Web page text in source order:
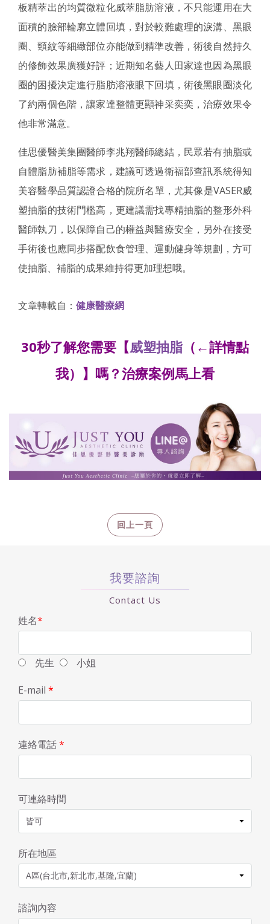
板精萃出的均質微粒化威萃脂肪溶液，不只能運用在大
面積的臉部輪廓立體回填，對於較難處理的淚溝、黑眼
圈、頸紋等細緻部位亦能做到精準改善，術後自然持久
的修飾效果廣獲好評；近期知名藝人田家達也因為黑眼
圈的困擾決定進行脂肪溶液眼下回填，術後黑眼圈淡化
了約兩個色階，讓家達整體更顯神采奕奕，治療效果令
他非常滿意。
佳思優醫美集團醫師李兆翔醫師總結，民眾若有抽脂或
自體脂肪補脂等需求，建議可透過衛福部查訊系統得知
美容醫學品質認證合格的院所名單，尤其像是VASER威
塑抽脂的技術門檻高，更建議需找專精抽脂的整形外科
醫師執刀，以保障自己的權益與醫療安全，另外在接受
手術後也應同步搭配飲食管理、運動健身等規劃，方可
使抽脂、補脂的成果維持得更加理想哦。
文章轉載自： 健康醫療網
30秒了解您需要【威塑抽脂 （←詳情點
我）】嗎？治療案例馬上看
我要諮詢
Contact Us
姓名*
先生 小姐
E-mail *
連絡電話*
可連絡時間
所在地區
諮詢內容